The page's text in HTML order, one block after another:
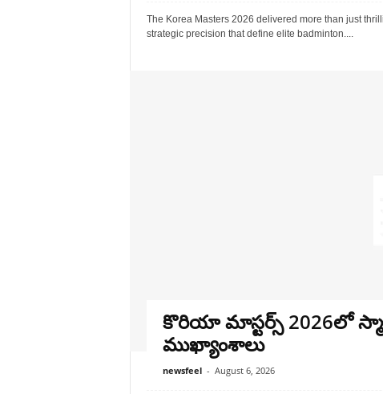
The Korea Masters 2026 delivered more than just
strategic precision that define elite badminton....
కొరియా మాస్టర్స్ 2026లో
ముఖ్యాంశాలు
newsfeel - August 6, 2026